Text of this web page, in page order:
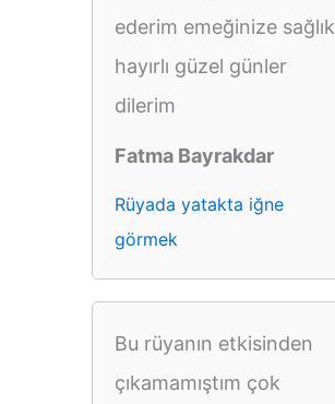
ederim emeğinize sağlık
hayırlı güzel günler
dilerim
Fatma Bayrakdar
Rüyada yatakta iğne
görmek
Bu rüyanın etkisinden
çıkamamıştım çok